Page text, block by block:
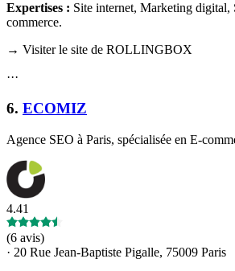
Expertises : Site internet, Marketing
commerce.
→ Visiter le site de ROLLINGBOX
···
6. ECOMIZ
Agence SEO à Paris, spécialisée en E-
4.41
(6 avis)
· 20 Rue Jean-Baptiste Pigalle, 75009 Paris